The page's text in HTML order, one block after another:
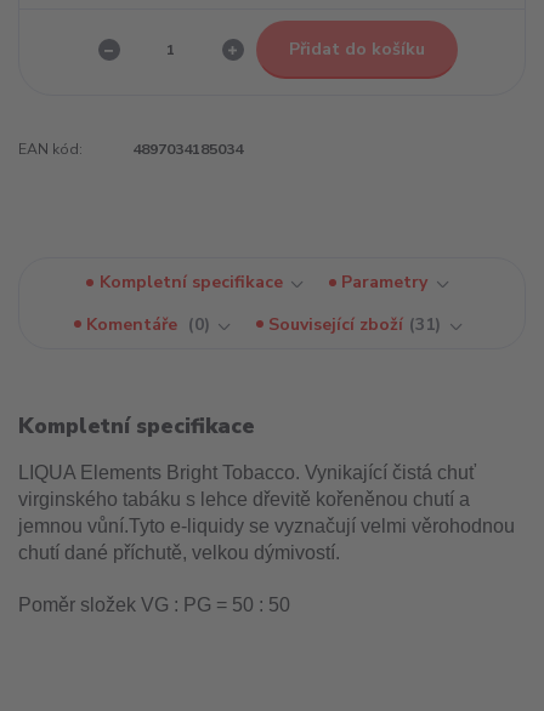
Přidat do košíku
EAN kód: 4897034185034
Kompletní specifikace
Parametry
Komentáře
0 Související zboží 31
Kompletní specifikace
LIQUA Elements Bright Tobacco. Vynikající čistá chuť
virginského tabáku s lehce dřevitě kořeněnou chutí a
jemnou vůní.Tyto e-liquidy se vyznačují velmi věrohodnou
chutí dané příchutě, velkou dýmivostí.
Poměr složek VG : PG = 50 : 50